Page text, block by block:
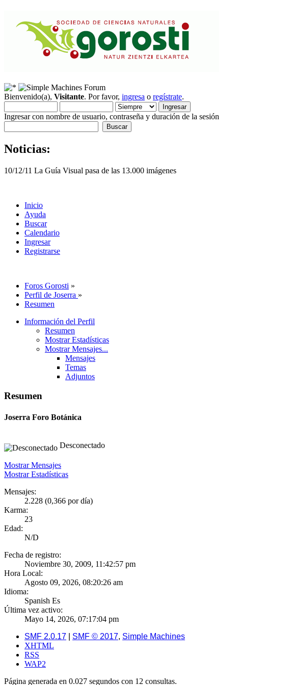
Bienvenido(a), Visitante. Por favor, ingresa o regístrate.
Ingresar con nombre de usuario, contraseña y duración de la sesión
Noticias:
10/12/11 La Guía Visual pasa de las 13.000 imágenes
Inicio
Ayuda
Buscar
Calendario
Ingresar
Registrarse
Foros Gorosti »
Perfil de Joserra »
Resumen
Información del Perfil
Resumen
Mostrar Estadísticas
Mostrar Mensajes...
Mensajes
Temas
Adjuntos
Resumen
Joserra Foro Botánica
Desconectado
Mostrar Mensajes
Mostrar Estadísticas
Mensajes:
2.228 (0,366 por día)
Karma:
23
Edad:
N/D
Fecha de registro:
Noviembre 30, 2009, 11:42:57 pm
Hora Local:
Agosto 09, 2026, 08:20:26 am
Idioma:
Spanish Es
Última vez activo:
Mayo 14, 2026, 07:17:04 pm
SMF 2.0.17
SMF © 2017, Simple Machines
XHTML
RSS
WAP2
Página generada en 0.027 segundos con 12 consultas.